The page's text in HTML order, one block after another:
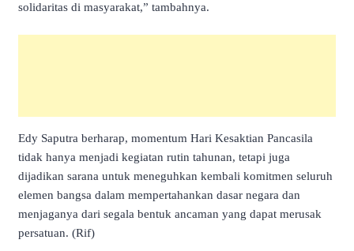
solidaritas di masyarakat,” tambahnya.
Edy Saputra berharap, momentum Hari Kesaktian Pancasila
tidak hanya menjadi kegiatan rutin tahunan, tetapi juga
dijadikan sarana untuk meneguhkan kembali komitmen seluruh
elemen bangsa dalam mempertahankan dasar negara dan
menjaganya dari segala bentuk ancaman yang dapat merusak
persatuan. (Rif)